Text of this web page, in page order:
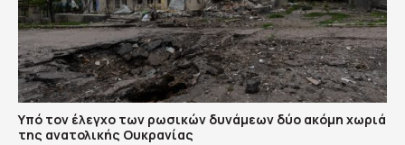
Υπό τον έλεγχο των ρωσικών δυνάμεων δύο ακόμη χωριά
της ανατολικής Ουκρανίας